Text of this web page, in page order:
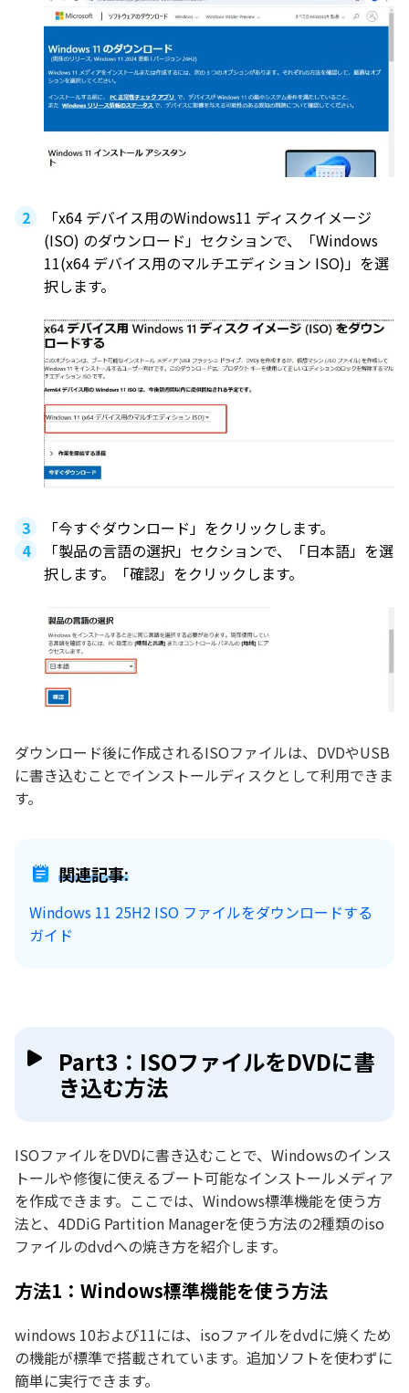
「x64 デバイス用のWindows11 ディスクイメージ
(ISO) のダウンロード」セクションで、「Windows
11(x64 デバイス用のマルチエディション ISO)」を選
択します。
「今すぐダウンロード」をクリックします。
「製品の言語の選択」セクションで、「日本語」を選
択します。「確認」をクリックします。
ダウンロード後に作成されるISOファイルは、DVDやUSB
に書き込むことでインストールディスクとして利用できま
す。
関連記事:
Windows 11 25H2 ISO ファイルをダウンロードする
ガイド
Part3：ISOファイルをDVDに書
き込む方法
ISOファイルをDVDに書き込むことで、Windowsのインス
トールや修復に使えるブート可能なインストールメディア
を作成できます。ここでは、Windows標準機能を使う方
法と、4DDiG Partition Managerを使う方法の2種類のiso
ファイルのdvdへの焼き方を紹介します。
方法1：Windows標準機能を使う方法
windows 10および11には、isoファイルをdvdに焼くため
の機能が標準で搭載されています。追加ソフトを使わずに
簡単に実行できます。